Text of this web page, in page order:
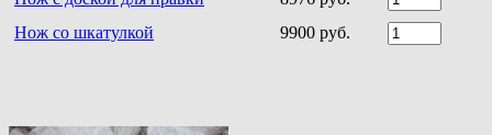
Нож со шкатулкой
9900 руб.